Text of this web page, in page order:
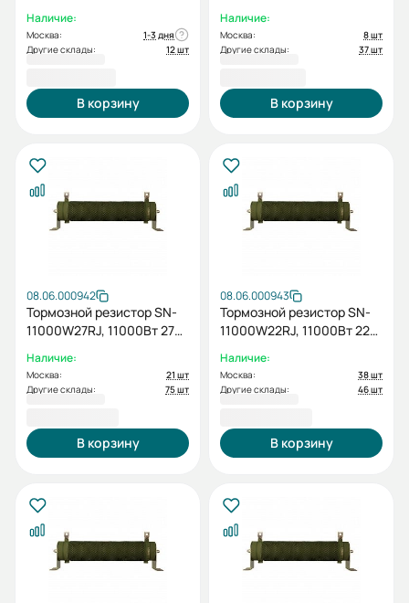
Наличие:
Москва:
1-3 дня
Другие склады:
12 шт
В корзину
Наличие:
Москва:
8 шт
Другие склады:
37 шт
В корзину
08.06.000942
Тормозной резистор SN-
11000W27RJ, 11000Вт 27
Наличие:
Москва:
21 шт
Другие склады:
75 шт
В корзину
08.06.000943
Тормозной резистор SN-
11000W22RJ, 11000Вт 22
Наличие:
Москва:
38 шт
Другие склады:
46 шт
В корзину